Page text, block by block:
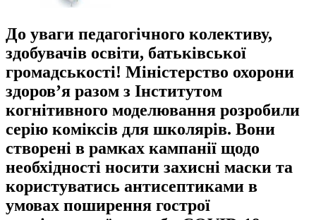
До уваги педагогічного колективу,
здобувачів освіти, батьківської
громадськості! Міністерство охорони
здоров’я разом з Інститутом
когнітивного моделювання розробили
серію коміксів для школярів. Вони
створені в рамках кампанії щодо
необхідності носити захисні маски та
користуватись антисептиками в
умовах поширення гострої